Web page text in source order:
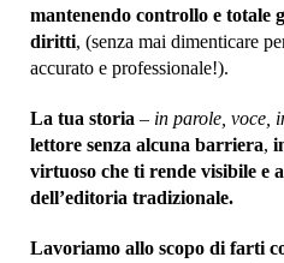
mantenendo controllo e totale
diritti, (senza mai dimenticare
accurato e professionale!).
La tua storia – in parole, voce,
lettore senza alcuna barriera,
virtuoso che ti rende visibile e
dell’editoria tradizionale.
Lavoriamo allo scopo di farti